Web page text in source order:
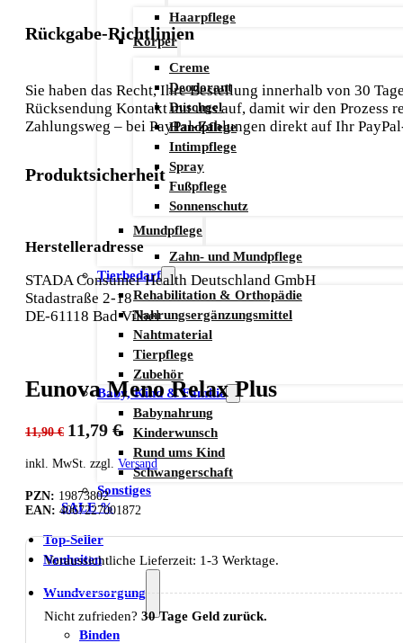
Haarpflege
Körper
Creme
Deodorant
Duschgel
Handpflege
Intimpflege
Spray
Fußpflege
Sonnenschutz
Mundpflege
Zahn- und Mundpflege
Tierbedarf
Rehabilitation & Orthopädie
Nahrungsergänzungsmittel
Nahtmaterial
Tierpflege
Zubehör
Baby, Kind & Familie
Babynahrung
Kinderwunsch
Rund ums Kind
Schwangerschaft
Sonstiges
SALE %
Top-Seller
Neuheiten
Wundversorgung
Binden
Rückgabe-Richtlinien
Sie haben das Recht, Ihre Bestellung innerhalb von 30
Rücksendung Kontakt mit uns auf, damit wir den Prozess
Zahlungsweg – bei PayPal-Zahlungen direkt auf Ihr
Produktsicherheit
Herstelleradresse
STADA Consumer Health Deutschland GmbH
Stadastraße 2-18
DE-61118 Bad Vilbel
Eunova Meno Relax Plus
11,90€ Ursprünglicher
war:
11,90 €
11,79 €Aktueller
Preis
ist:
11,79 €.
inkl. MwSt. zzgl. Versand
PZN: 19873802
EAN: 4067227001872
Voraussichtliche Lieferzeit: 1-3 Werktage.
Nicht zufrieden? 30 Tage Geld zurück.